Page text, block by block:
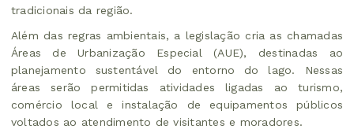
tradicionais da região.
Além das regras ambientais, a legislação cria as chamadas
Áreas de Urbanização Especial (AUE), destinadas ao
planejamento sustentável do entorno do lago. Nessas
áreas serão permitidas atividades ligadas ao turismo,
comércio local e instalação de equipamentos públicos
voltados ao atendimento de visitantes e moradores.